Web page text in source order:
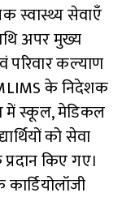
स्वास्थ्य सेवाएँ
अपर मुख्य
परिवार कल्याण
के निदेशक
में स्कूल, मेडिकल
को सेवा
किए गए।